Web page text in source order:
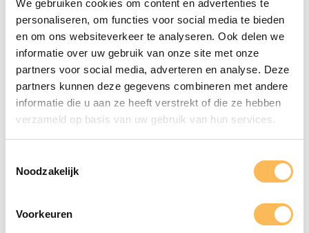
We gebruiken cookies om content en advertenties te
personaliseren, om functies voor social media te bieden
en om ons websiteverkeer te analyseren. Ook delen we
informatie over uw gebruik van onze site met onze
partners voor social media, adverteren en analyse. Deze
partners kunnen deze gegevens combineren met andere
informatie die u aan ze heeft verstrekt of die ze hebben
verzameld op basis van uw gebruik van hun services.
Noodzakelijk
Voorkeuren
KPMG Meijburg & Co
Maak gebruik
Drukwerk!